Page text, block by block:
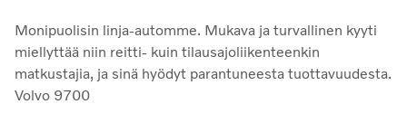
Monipuolisin linja-automme. Mukava ja turvallinen kyyti
miellyttää niin reitti- kuin tilausajoliikenteenkin
matkustajia, ja sinä hyödyt parantuneesta tuottavuudesta.
Volvo 9700